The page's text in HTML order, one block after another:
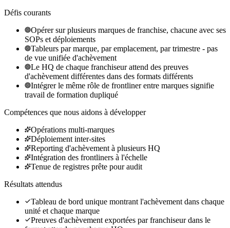
Défis courants
Opérer sur plusieurs marques de franchise, chacune avec ses
SOPs et déploiements
Tableurs par marque, par emplacement, par trimestre - pas
de vue unifiée d'achèvement
Le HQ de chaque franchiseur attend des preuves
d'achèvement différentes dans des formats différents
Intégrer le même rôle de frontliner entre marques signifie
travail de formation dupliqué
Compétences que nous aidons à développer
Opérations multi-marques
Déploiement inter-sites
Reporting d'achèvement à plusieurs HQ
Intégration des frontliners à l'échelle
Tenue de registres prête pour audit
Résultats attendus
Tableau de bord unique montrant l'achèvement dans chaque
unité et chaque marque
Preuves d'achèvement exportées par franchiseur dans le